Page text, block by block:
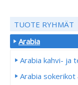
TUOTE RYHMÄT
Arabia
Arabia kahvi- ja
Arabia